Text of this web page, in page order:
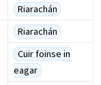
Riarachán
Riarachán
Cuir foinse in
eagar